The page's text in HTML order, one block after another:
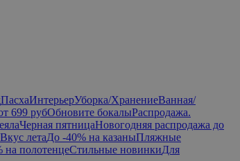
ПасхаИнтерьерУборка/ХранениеВанная/
699 рубОбновите бокалыРаспродажа.
Черная пятницаНовогодняя распродажа до
Вкус летаДо -40% на казаныПляжные
на полотенцеСтильные новинкиДля